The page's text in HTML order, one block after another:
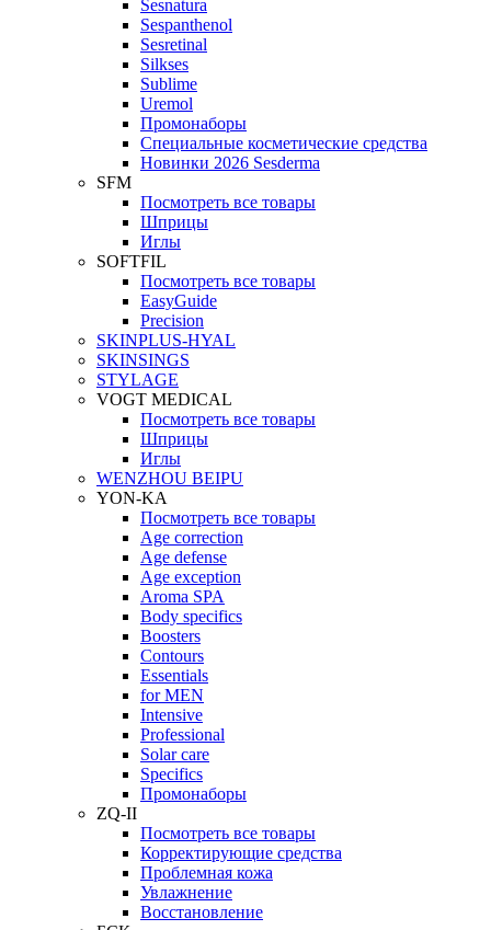
Sesnatura
Sespanthenol
Sesretinal
Silkses
Sublime
Uremol
Промонаборы
Специальные косметические средства
Новинки 2026 Sesderma
SFM
Посмотреть все товары
Шприцы
Иглы
SOFTFIL
Посмотреть все товары
EasyGuide
Precision
SKINPLUS-HYAL
SKINSINGS
STYLAGE
VOGT MEDICAL
Посмотреть все товары
Шприцы
Иглы
WENZHOU BEIPU
YON-KA
Посмотреть все товары
Age correction
Age defense
Age exception
Aroma SPA
Body specifics
Boosters
Contours
Essentials
for MEN
Intensive
Professional
Solar care
Specifics
Промонаборы
ZQ-II
Посмотреть все товары
Корректирующие средства
Проблемная кожа
Увлажнение
Восстановление